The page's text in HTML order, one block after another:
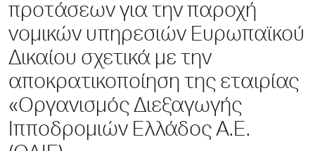
προτάσεων για την παροχή
νομικών υπηρεσιών Ευρωπαϊκού
Δικαίου σχετικά με την
αποκρατικοποίηση της εταιρίας
«Οργανισμός Διεξαγωγής
Ιπποδρομιών Ελλάδος Α.Ε.